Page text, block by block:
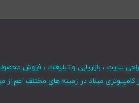
سایت ، بازاریابی و تبلیغات ، فروش
میلاد در زمینه های مختلف اعم از